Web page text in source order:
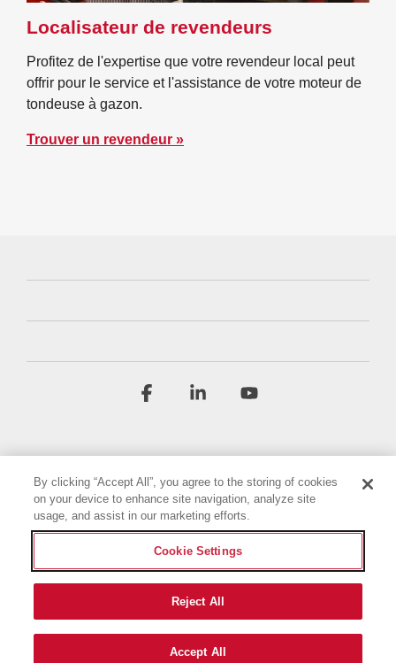
Localisateur de revendeurs
Profitez de l'expertise que votre revendeur local peut
offrir pour le service et l'assistance de votre moteur de
tondeuse à gazon.
Trouver un revendeur »
Conditions générales
Politique de confidentialité
Déclaration d'accessibilité
Mentions légales
Paramètres des cookies
© 2026 Briggs & Stratton, LLC. All rights reserved.
Facebook Linkedin
By clicking “Accept All”, you agree to the storing of cookies
on your device to enhance site navigation, analyze site
usage, and assist in our marketing efforts.
Cookie Settings
Reject All
Accept All